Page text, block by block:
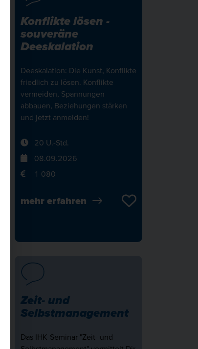
Konflikte lösen -
souveräne
Deeskalation
Deeskalation: Die Kunst, Konflikte
friedlich zu lösen. Konflikte
vermeiden, Spannungen
abbauen, Beziehungen stärken
und jetzt anmelden!
20 U.-Std.
08.09.2026
1 080
mehr erfahren
Zeit- und
Selbstmanagement
Das IHK-Seminar "Zeit- und